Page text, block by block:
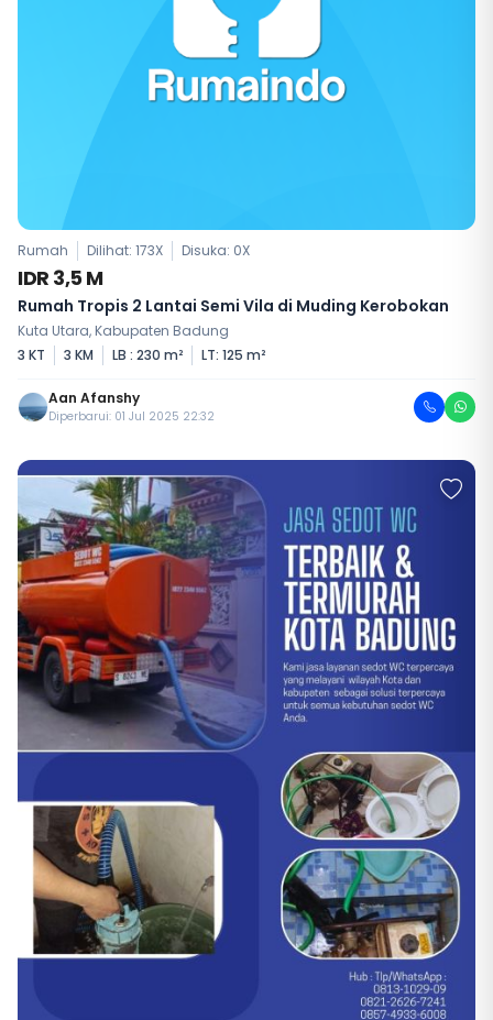
Rumah Dilihat: 173X Disuka: 0X
IDR 3,5 M
Rumah Tropis 2 Lantai Semi Vila di Muding Kerobokan
Kuta Utara, Kabupaten Badung
3 KT
3 KM LB : 230 m² LT: 125 m²
Aan Afanshy
Diperbarui: 01 Jul 2025 22:32